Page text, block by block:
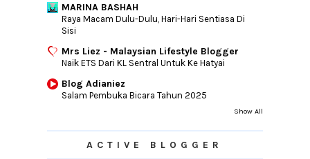
MARINA BASHAH
Raya Macam Dulu-Dulu, Hari-Hari Sentiasa Di
Sisi
Mrs Liez - Malaysian Lifestyle Blogger
Naik ETS Dari KL Sentral Untuk Ke Hatyai
Blog Adianiez
Salam Pembuka Bicara Tahun 2025
Show All
ACTIVE BLOGGER